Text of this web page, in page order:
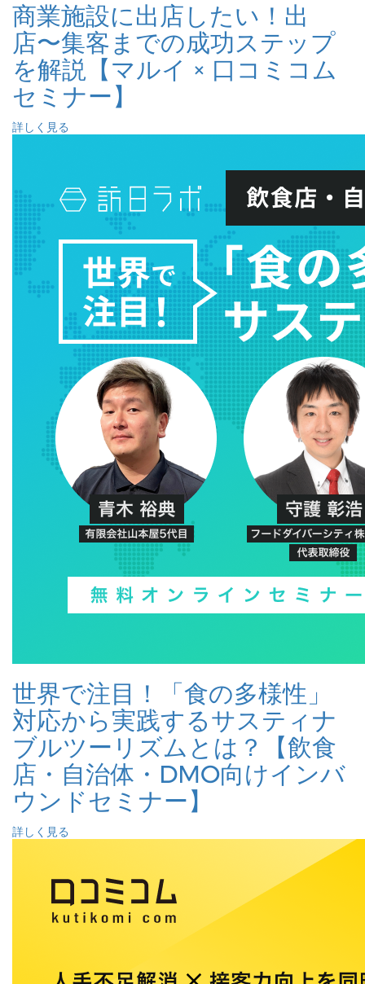
商業施設に出店したい！出
店〜集客までの成功ステップ
を解説【マルイ × 口コミコム
セミナー】
詳しく見る
世界で注目！「食の多様性」
対応から実践するサスティナ
ブルツーリズムとは？【飲食
店・自治体・DMO向けインバ
ウンドセミナー】
詳しく見る